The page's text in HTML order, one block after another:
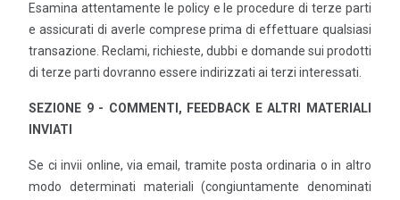
Esamina attentamente le policy e le procedure di terze parti
e assicurati di averle comprese prima di effettuare qualsiasi
transazione. Reclami, richieste, dubbi e domande sui prodotti
di terze parti dovranno essere indirizzati ai terzi interessati.
SEZIONE 9 - COMMENTI, FEEDBACK E ALTRI MATERIALI
INVIATI
Se ci invii online, via email, tramite posta ordinaria o in altro
modo determinati materiali (congiuntamente denominati